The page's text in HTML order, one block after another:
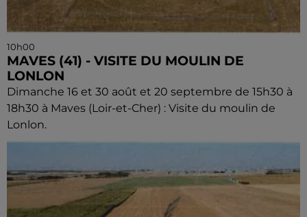
10h00
MAVES (41) - VISITE DU MOULIN DE
LONLON
Dimanche 16 et 30 août et 20 septembre de 15h30 à
18h30 à Maves (Loir-et-Cher) : Visite du moulin de
Lonlon.